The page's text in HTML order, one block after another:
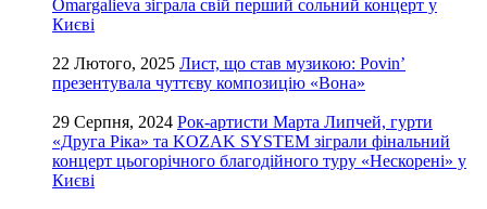
Omargalieva зіграла свій перший сольний концерт у
Києві
22 Лютого, 2025 Лист, що став музикою: Povin’
презентувала чуттєву композицію «Вона»
29 Серпня, 2024 Рок-артисти Марта Липчей, гурти
«Друга Ріка» та KOZAK SYSTEM зіграли фінальний
концерт цьогорічного благодійного туру «Нескорені» у
Києві